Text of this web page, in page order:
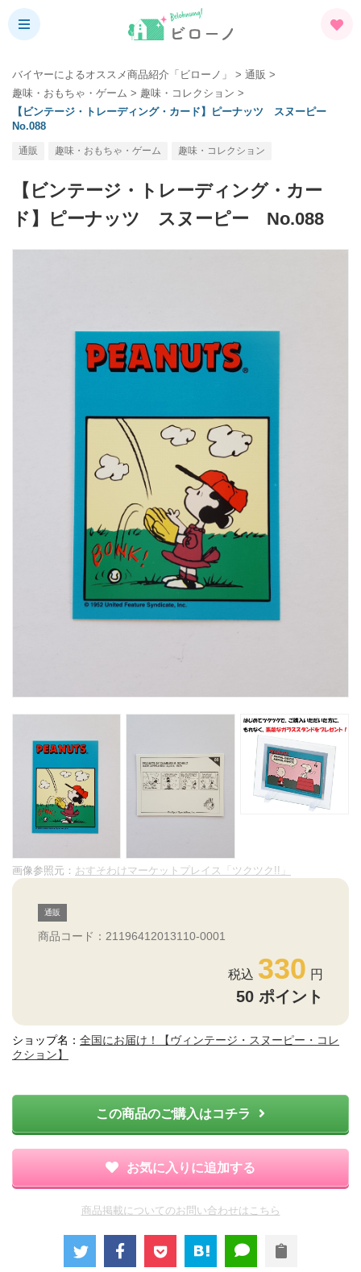
バイヤーによるオススメ商品紹介「ビローノ」 > 通販 >
趣味・おもちゃ・ゲーム > 趣味・コレクション >
【ビンテージ・トレーディング・カード】ピーナッツ スヌーピー
No.088
通販 趣味・おもちゃ・ゲーム 趣味・コレクション
【ビンテージ・トレーディング・カー
ド】ピーナッツ スヌーピー No.088
画像参照元： おすそわけマーケットプレイス「ツクツク!!」
通販
商品コード：21196412013110-0001
330
50 ポイント
ショップ名： 全国にお届け！【ヴィンテージ・スヌーピー・コレ
クション】
この商品のご購入はコチラ
お気に入りに追加する
商品掲載についてのお問い合わせはこちら